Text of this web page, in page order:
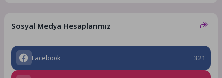
Sosyal Medya Hesaplarımız
Facebook 321